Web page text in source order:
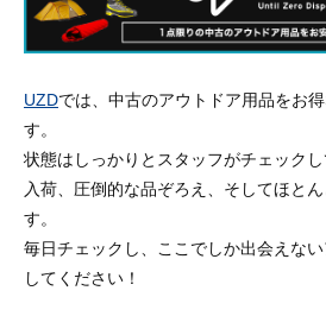
UZDでは、中古のアウトドア用品をお
す。
状態はしっかりとスタッフがチェック
入荷、圧倒的な品ぞろえ、そしてほと
す。
毎日チェックし、ここでしか出会えな
してください！